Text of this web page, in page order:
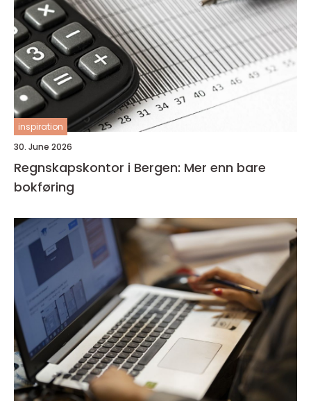
inspiration
30. June 2026
Regnskapskontor i Bergen: Mer enn bare
bokføring